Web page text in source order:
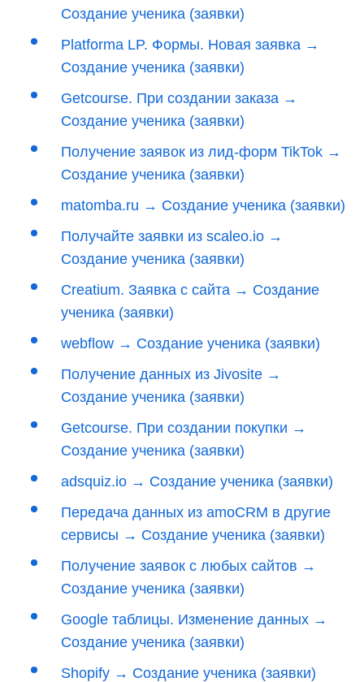
Создание ученика (заявки)
Platforma LP. Формы. Новая заявка →
Создание ученика (заявки)
Getcourse. При создании заказа →
Создание ученика (заявки)
Получение заявок из лид-форм TikTok →
Создание ученика (заявки)
matomba.ru → Создание ученика (заявки)
Получайте заявки из scaleo.io →
Создание ученика (заявки)
Creatium. Заявка с сайта → Создание
ученика (заявки)
webflow → Создание ученика (заявки)
Получение данных из Jivosite →
Создание ученика (заявки)
Getcourse. При создании покупки →
Создание ученика (заявки)
adsquiz.io → Создание ученика (заявки)
Передача данных из amoCRM в другие
сервисы → Создание ученика (заявки)
Получение заявок с любых сайтов →
Создание ученика (заявки)
Google таблицы. Изменение данных →
Создание ученика (заявки)
Shopify → Создание ученика (заявки)